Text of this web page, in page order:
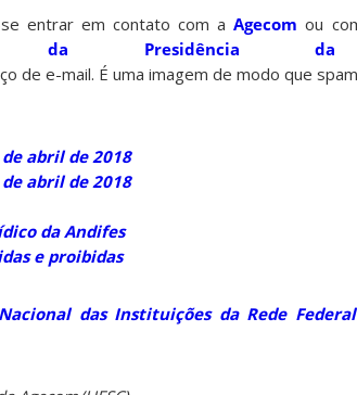
se entrar em contato com aAgecom ou
da Presidência da
abril de 2018
abril de 2018
da Andifes
e proibidas
das Instituições da Rede